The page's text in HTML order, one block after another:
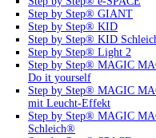
Step by Step® GIANT
Step by Step® KID
Step by Step® KID
Step by Step® Light 2
Step by Step® MAGIC
Do it yourself
Step by Step® MAGIC
mit Leucht-Effekt
Step by Step® MAGIC
Schleich®